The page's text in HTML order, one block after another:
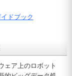
ドブック
ェア上のロボット